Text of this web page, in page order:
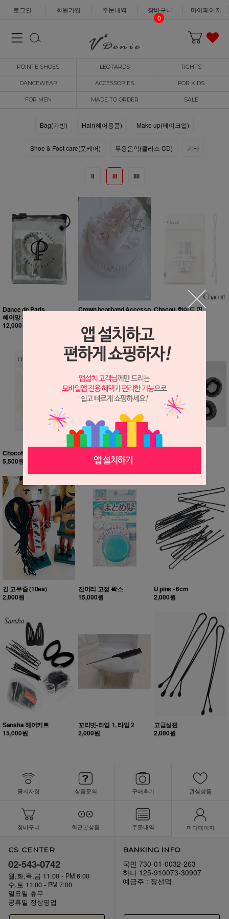
로그인 회원가입 주문내역
장바구니
0
마이페이지
POINTE SHOES LEOTARDS TIGHTS
DANCEWEAR ACCESSORIES FOR KIDS
FOR MEN MADE TO ORDER SALE
Bag(가방) Hair(헤어용품) Make up(메이크업)
Shoe & Foot care(풋케어) 무용음악(클라스 CD) 기타
II III IIII
Dance de Paris
헤어망 세트
12,000원
Crown hearband Accesso
20,000원
Chacott 화이트 핀
Chocott 물결무늬 U 핀
5,500원
6,500원
긴 고무줄 (10ea)
2,000원
잔머리 고정 왁스
15,000원
U pins - 6cm
2,000원
Sansha 헤어키트
15,000원
꼬리빗-타입 1, 타입 2
2,000원
고급실핀
2,000원
공지사항 상품문의 구매후기 관심상품
장바구니 최근본상품 주문내역 마이페이지
CS CENTER
02-543-0742
월,화,목,금 11:00 - PM 6:00
수,토 11:00 - PM 7:00
일요일 휴무
공휴일 정상영업
BANKING INFO
국민 730-01-0032-263
하나 125-910073-30907
예금주 : 장선덕